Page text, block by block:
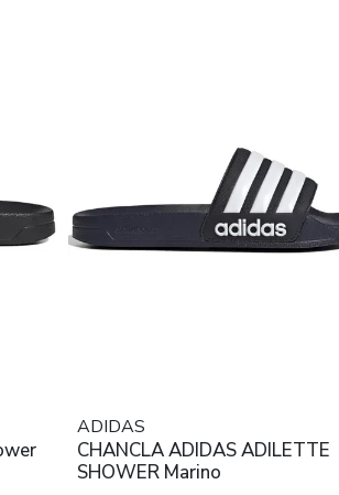
ADIDAS
CHANCLA ADIDAS ADILETTE
SHOWER Marino